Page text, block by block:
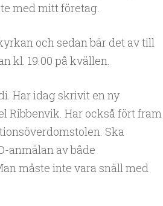
med mitt företag.
och sedan bär det av till
kl. 19.00 på kvällen.
Har idag skrivit en ny
Ribbenvik. Har också fört fram
Ska
anmälan av både
måste inte vara snäll med